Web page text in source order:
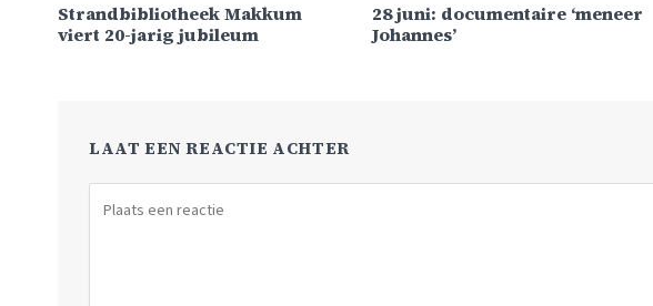
Strandbibliotheek Makkum
viert 20-jarig jubileum
28 juni: documentaire ‘meneer
Johannes’
LAAT EEN REACTIE ACHTER